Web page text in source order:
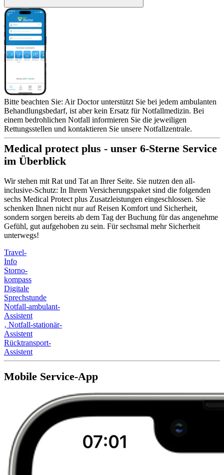
Bitte beachten Sie: Air Doctor unterstützt Sie bei jedem ambulanten
Behandlungsbedarf, ist aber kein Ersatz für Notfallmedizin. Bei
einem bedrohlichen Notfall informieren Sie die jeweiligen
Rettungsstellen und kontaktieren Sie unsere Notfallzentrale.
Medical protect plus - unser 6-Sterne Service
im Überblick
Wir stehen mit Rat und Tat an Ihrer Seite. Sie nutzen den all-
inclusive-Schutz: In Ihrem Versicherungspaket sind die folgenden
sechs Medical Protect plus Zusatzleistungen eingeschlossen. Sie
schenken Ihnen nicht nur auf Reisen Komfort und Sicherheit,
sondern sorgen bereits ab dem Tag der Buchung für das angenehme
Gefühl, gut aufgehoben zu sein. Für sechsmal mehr Sicherheit
unterwegs!
Travel-
Info
Storno-
kompass
Digitale
Sprechstunde
Notfall-ambulant-
Assistent
‚ Notfall-stationär-
Assistent
Rücktransport-
Assistent
Mobile Service-App